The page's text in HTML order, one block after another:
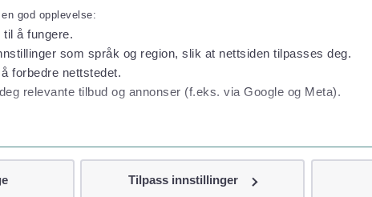
god opplevelse:
å fungere.
som språk og region, slik at nettsiden tilpasses deg.
forbedre nettstedet.
relevante tilbud og annonser (f.eks. via Google og Meta).
Tilpass innstillinger